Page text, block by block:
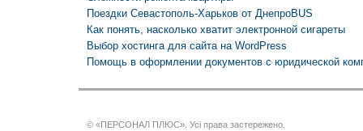
Поездки Севастополь-Харьков от ДнепроBUS
Как понять, насколько хватит электронной сигареты
Выбор хостинга для сайта на WordPress
Помощь в оформлении документов с юридической
© «ПЕРСОНАЛ ПЛЮС». Усі права застережено.